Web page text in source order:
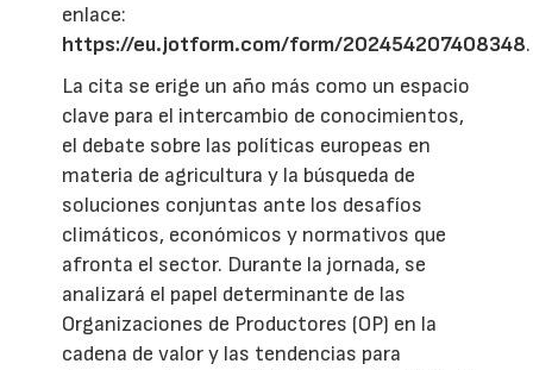
enlace:
https://eu.jotform.com/form/202454207408348.
La cita se erige un año más como un espacio
clave para el intercambio de conocimientos,
el debate sobre las políticas europeas en
materia de agricultura y la búsqueda de
soluciones conjuntas ante los desafíos
climáticos, económicos y normativos que
afronta el sector. Durante la jornada, se
analizará el papel determinante de las
Organizaciones de Productores (OP) en la
cadena de valor y las tendencias para